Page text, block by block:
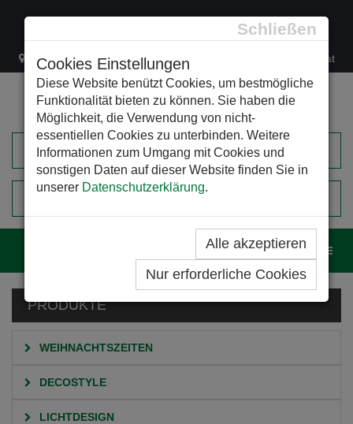
Schließen
Cookies Einstellungen
Diese Website benützt Cookies, um bestmögliche
Funktionalität bieten zu können. Sie haben die
Möglichkeit, die Verwendung von nicht-
essentiellen Cookies zu unterbinden. Weitere
Informationen zum Umgang mit Cookies und
sonstigen Daten auf dieser Website finden Sie in
unserer Datenschutzerklärung.
Alle akzeptieren
Nur erforderliche Cookies
Lacknergasse 78 +43/1/470 37 00 office@leso.at
EINKAUFSWAGEN
PRODUKTE
WEIHNACHTSZEITEN
DECOSTYLE
LICHTDESIGN